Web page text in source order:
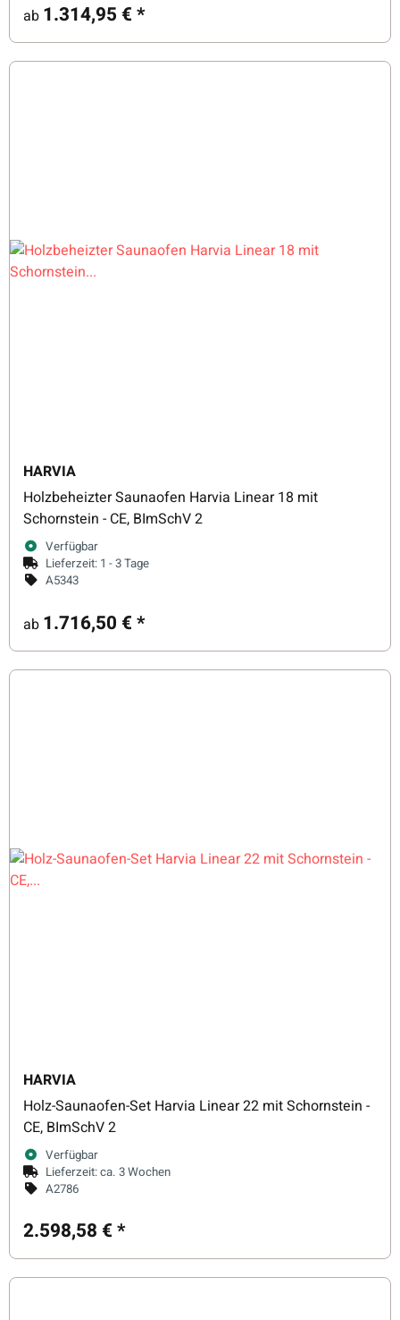
ab 1.314,95 €*
HARVIA
Holzbeheizter Saunaofen Harvia Linear 18 mit
Schornstein - CE, BImSchV 2
Verfügbar
Lieferzeit: 1 - 3 Tage
A5343
ab 1.716,50 €*
HARVIA
Holz-Saunaofen-Set Harvia Linear 22 mit Schornstein -
CE, BImSchV 2
Verfügbar
Lieferzeit:ca. 3 Wochen
A2786
2.598,58 €*